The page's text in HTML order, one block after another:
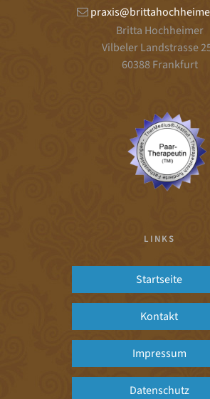
Britta Hochheimer
Vilbeler Landstrasse
60388 Frankfurt
LINKS
Startseite
Kontakt
Impressum
Datenschutz